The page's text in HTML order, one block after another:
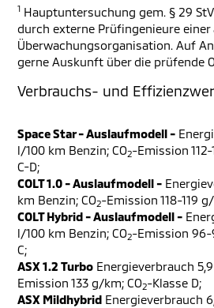
1 Hauptuntersuchung gem. § 29
durch externe Prüfingenieure
Überwachungsorganisation. Auf
gerne Auskunft über die prüfende
Verbrauchs- und
Space Star - Auslaufmodell -
l/100 km Benzin; CO2-Emission
C-D;
COLT 1.0 - Auslaufmodell -
km Benzin; CO2-Emission 118-119
COLT Hybrid - Auslaufmodell -
l/100 km Benzin; CO2-Emission 96-
C;
ASX 1.2 Turbo Energieverbrauch
Emission 133 g/km; CO2-Klasse D;
ASX Mildhybrid Energieverbrauch